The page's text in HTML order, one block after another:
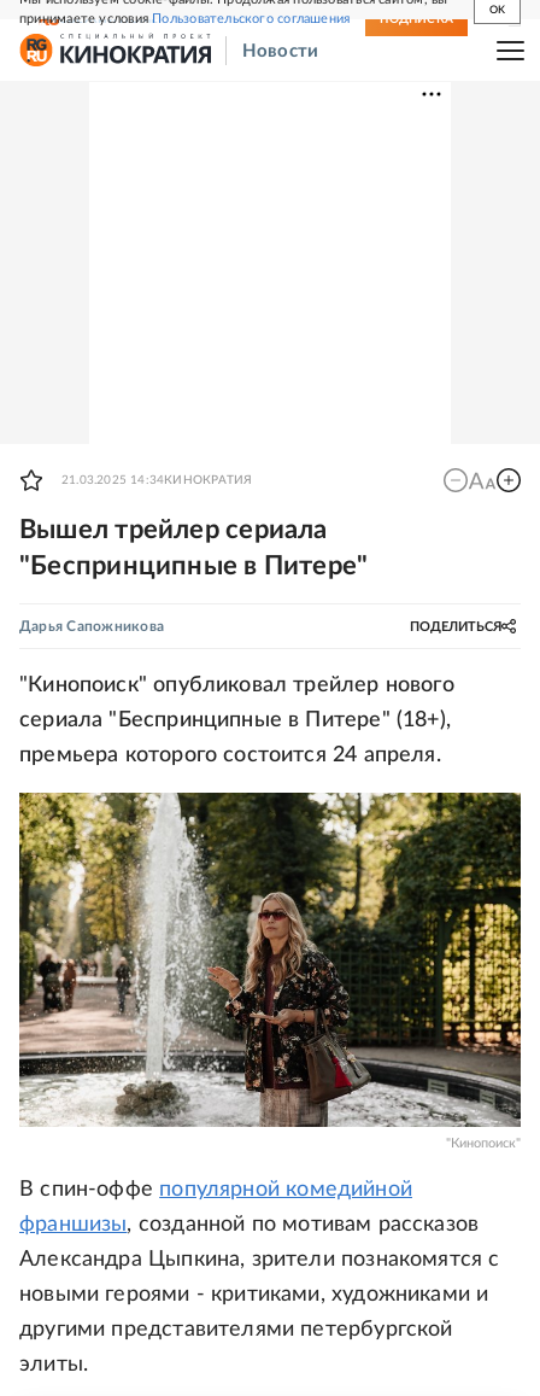
принимаете условияПользовательского соглашения
OK
СВЕЖИЙ НОМЕР ПОДПИСКА
Новости
21.03.2025 14:34 КИНОКРАТИЯ
Вышел трейлер сериала
"Беспринципные в Питере"
Дарья Сапожникова ПОДЕЛИТЬСЯ
"Кинопоиск" опубликовал трейлер нового
сериала "Беспринципные в Питере" (18+),
премьера которого состоится 24 апреля.
"Кинопоиск"
В спин-оффе популярной комедийной
франшизы, созданной по мотивам рассказов
Александра Цыпкина, зрители познакомятся с
новыми героями - критиками, художниками и
другими представителями петербургской
элиты.